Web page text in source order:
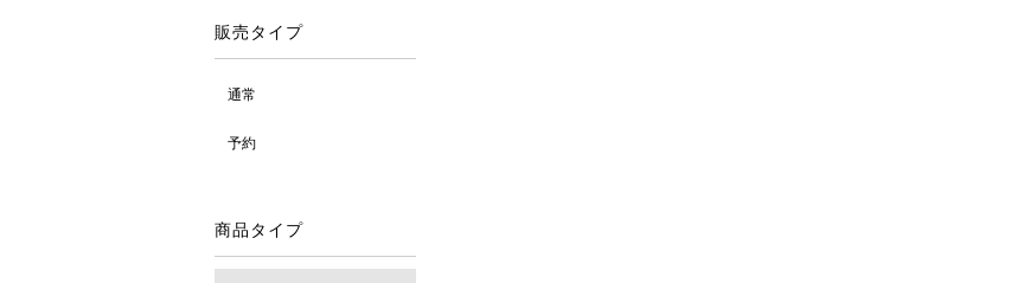
販売タイプ
通常
予約
商品タイプ